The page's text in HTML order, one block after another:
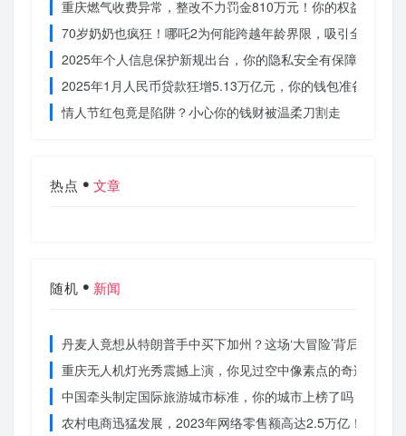
重庆燃气收费异常，整改不力罚金810万元！你的权益被侵犯
70岁奶奶也疯狂！哪吒2为何能跨越年龄界限，吸引全民观影
2025年个人信息保护新规出台，你的隐私安全有保障了吗？
2025年1月人民币贷款狂增5.13万亿元，你的钱包准备好了吗
情人节红包竟是陷阱？小心你的钱财被温柔刀割走
热点 文章
随机 新闻
丹麦人竟想从特朗普手中买下加州？这场‘大冒险’背后藏着什
重庆无人机灯光秀震撼上演，你见过空中像素点的奇迹吗？
中国牵头制定国际旅游城市标准，你的城市上榜了吗？
农村电商迅猛发展，2023年网络零售额高达2.5万亿！你还在